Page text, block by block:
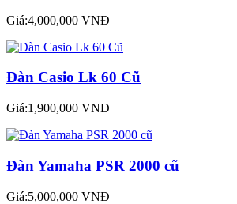
Giá:4,000,000 VNĐ
Đàn Casio Lk 60 Cũ
Giá:1,900,000 VNĐ
Đàn Yamaha PSR 2000 cũ
Giá:5,000,000 VNĐ